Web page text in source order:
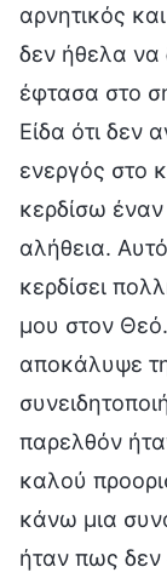
αρνητικός
δεν ήθελα να
έφτασα στο
Είδα ότι δεν
ενεργός στο
κερδίσω
αλήθεια.
κερδίσει
μου στον
αποκάλυψε
παρελθόν
καλού
κάνω μια
ήταν πως